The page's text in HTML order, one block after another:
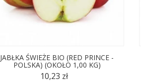
JABŁKA ŚWIEŻE BIO (RED PRINCE -
POLSKA) (OKOŁO 1,00 KG)
10,23 zł